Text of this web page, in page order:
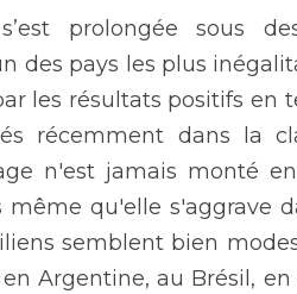
prolongée sous
des pays les plus
les résultats positifs en
récemment dans la
n'est jamais monté
qu'elle s'aggrave
semblent bien
Argentine, au Brésil,